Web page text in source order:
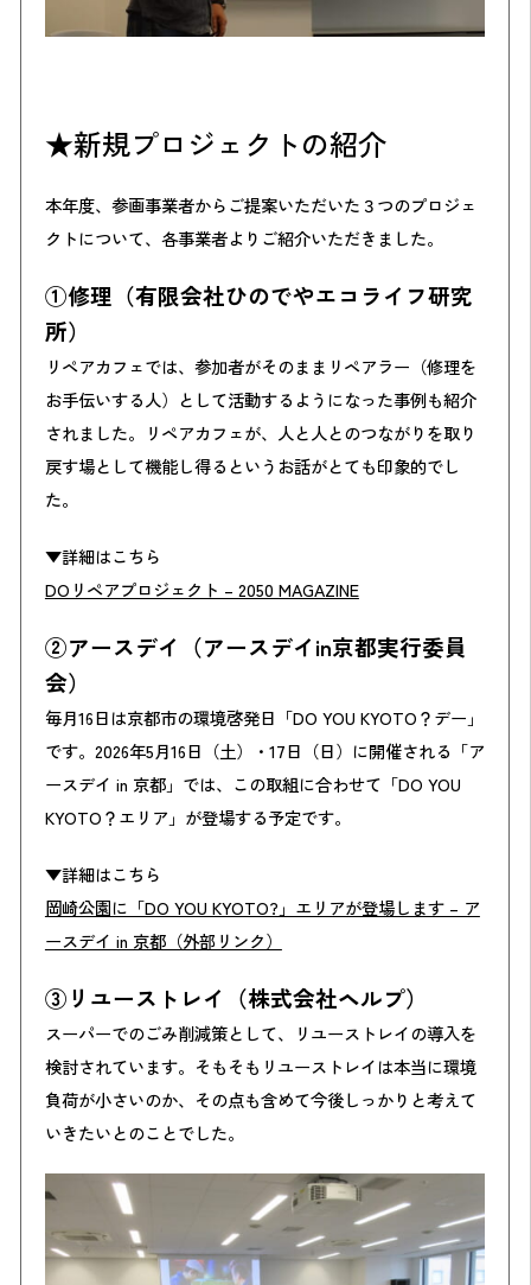
★新規プロジェクトの紹介
本年度、参画事業者からご提案いただいた３つのプロジェ
クトについて、各事業者よりご紹介いただきました。
①修理（有限会社ひのでやエコライフ研究
所）
リペアカフェでは、参加者がそのままリペアラー（修理を
お手伝いする人）として活動するようになった事例も紹介
されました。リペアカフェが、人と人とのつながりを取り
戻す場として機能し得るというお話がとても印象的でし
た。
▼詳細はこちら
DOリペアプロジェクト – 2050 MAGAZINE
②アースデイ（アースデイin京都実行委員
会）
毎月16日は京都市の環境啓発日「DO YOU KYOTO？デー」
です。2026年5月16日（土）・17日（日）に開催される「ア
ースデイ in 京都」では、この取組に合わせて「DO YOU
KYOTO？エリア」が登場する予定です。
▼詳細はこちら
岡崎公園に「DO YOU KYOTO?」エリアが登場します – ア
ースデイ in 京都（外部リンク）
③リユーストレイ（株式会社ヘルプ）
スーパーでのごみ削減策として、リユーストレイの導入を
検討されています。そもそもリユーストレイは本当に環境
負荷が小さいのか、その点も含めて今後しっかりと考えて
いきたいとのことでした。